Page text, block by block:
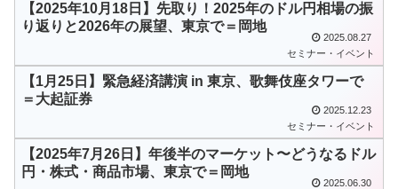
【2025年10月18日】先取り！2025年のドル円相場の振
り返りと2026年の展望、東京で＝岡地
2025.08.27
セミナー・イベント
【1月25日】緊急経済講演 in 東京、歌舞伎座タワーで
＝大起証券
2025.12.23
セミナー・イベント
【2025年7月26日】年後半のマーケット〜どうなるドル
円・株式・商品市場、東京で＝岡地
2025.06.30